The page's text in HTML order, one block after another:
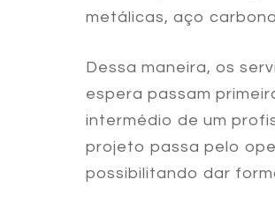
metálicas, aço
Dessa maneira, os
espera passam
intermédio de um
projeto passa pelo
possibilitando dar